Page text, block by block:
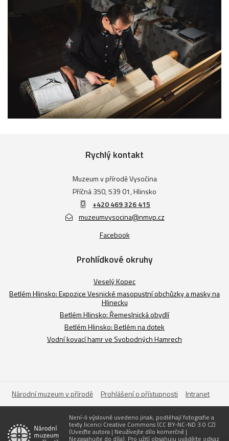
Rychlý kontakt
Muzeum v přírodě Vysočina
Příčná 350, 539 01, Hlinsko
+420 469 326 415
muzeumvysocina@nmvp.cz
Facebook
Prohlídkové okruhy
Veselý Kopec
Betlém Hlinsko: Expozice Vesnické masopustní obchůzky a masky na
Hlinecku
Betlém Hlinsko: Řemeslnická obydlí
Betlém Hlinsko: Betlém na dotek
Vodní kovací hamr ve Svobodných Hamrech
Národní muzeum v přírodě Prohlášení o přístupnosti Intranet
Není-li výslovně uvedeno jinak, podléhají fotografie a
texty licenci Creative Commons (CC BY-NC-ND 3.0 CZ)
(Uveďte autora | Neužívejte dílo komerčně |
Nezasahujte do díla). Pro užití obsahuju uvádějte odkaz